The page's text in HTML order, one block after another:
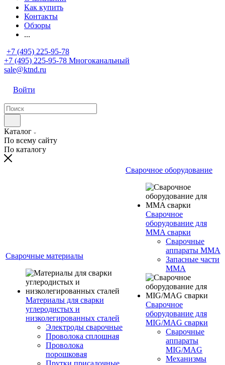
Как купить
Контакты
Обзоры
...
+7 (495) 225-95-78
+7 (495) 225-95-78 Многоканальный
sale@ktnd.ru
Войти
Каталог
По всему сайту
По каталогу
Сварочные материалы
Материалы для сварки
углеродистых и
низколегированных сталей
Электроды сварочные
Проволока сплошная
Проволока
порошковая
Прутки присадочные
Сварочное оборудование
Сварочное
оборудование для
MMA сварки
Сварочные
аппараты MMA
Запасные части
MMA
Сварочное
оборудование для
MIG/MAG сварки
Сварочные
аппараты
MIG/MAG
Механизмы